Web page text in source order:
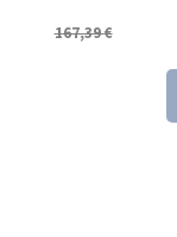
167,39€